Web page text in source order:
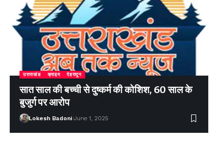
उत्तराखंड क्राइम देहरादून
सात साल की बच्ची से दुष्कर्म की कोशिश, 60 साल के
बुजुर्ग पर आरोप
Lokesh Badoni June 1, 2025